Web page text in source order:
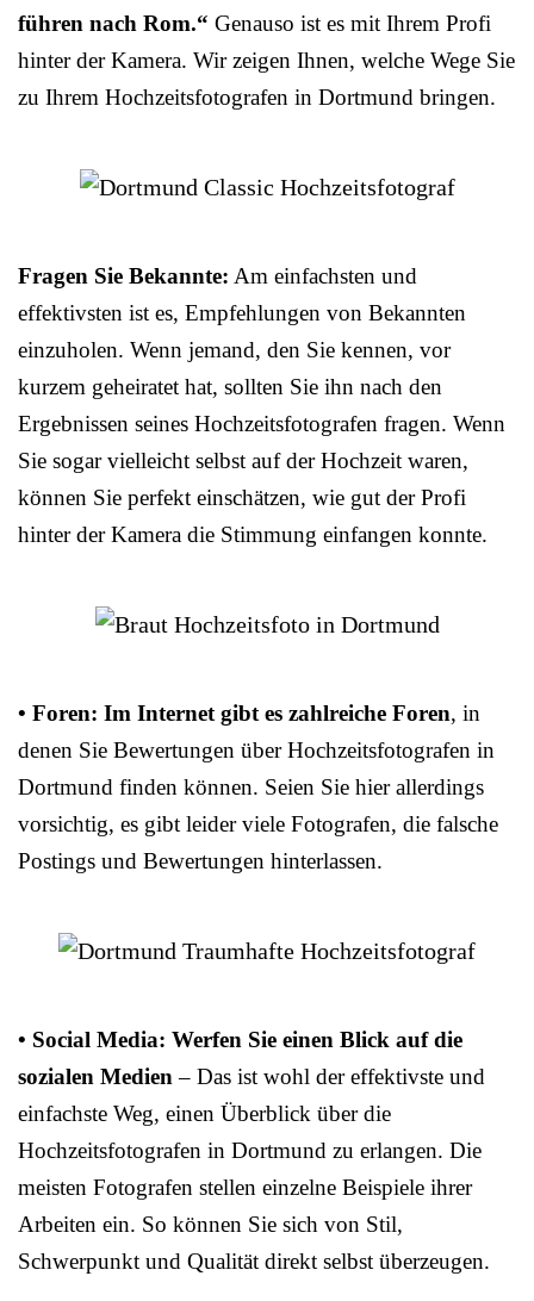
führen nach Rom.“ Genauso ist es mit Ihrem Profi
hinter der Kamera. Wir zeigen Ihnen, welche Wege Sie
zu Ihrem Hochzeitsfotografen in Dortmund bringen.
Fragen Sie Bekannte: Am einfachsten und
effektivsten ist es, Empfehlungen von Bekannten
einzuholen. Wenn jemand, den Sie kennen, vor
kurzem geheiratet hat, sollten Sie ihn nach den
Ergebnissen seines Hochzeitsfotografen fragen. Wenn
Sie sogar vielleicht selbst auf der Hochzeit waren,
können Sie perfekt einschätzen, wie gut der Profi
hinter der Kamera die Stimmung einfangen konnte.
• Foren: Im Internet gibt es zahlreiche Foren, in
denen Sie Bewertungen über Hochzeitsfotografen in
Dortmund finden können. Seien Sie hier allerdings
vorsichtig, es gibt leider viele Fotografen, die falsche
Postings und Bewertungen hinterlassen.
• Social Media: Werfen Sie einen Blick auf die
sozialen Medien – Das ist wohl der effektivste und
einfachste Weg, einen Überblick über die
Hochzeitsfotografen in Dortmund zu erlangen. Die
meisten Fotografen stellen einzelne Beispiele ihrer
Arbeiten ein. So können Sie sich von Stil,
Schwerpunkt und Qualität direkt selbst überzeugen.